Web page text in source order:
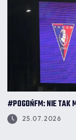
#POGOŃFM: NIE TAK
25.07.2026